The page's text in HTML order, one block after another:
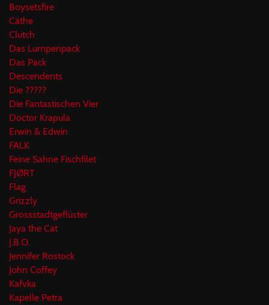
Boysetsfire
Cäthe
Clutch
Das Lumpenpack
Das Pack
Descendents
Die ?????
Die Fantastischen Vier
Doctor Krapula
Erwin & Edwin
FALK
Feine Sahne Fischfilet
FJØRT
Flag
Grizzly
Grossstadtgeflüster
Jaya the Cat
J.B.O.
Jennifer Rostock
John Coffey
Kafvka
Kapelle Petra